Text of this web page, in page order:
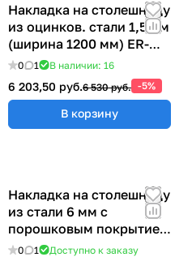
Накладка на столешницу
из оцинков. стали 1,5 мм
(ширина 1200 мм) ER-
00018999
0 1 В наличии: 16
6 203,50 руб.6 530 руб. -5%
В корзину
Накладка на столешницу
из стали 6 мм с
порошковым покрытием
(ширина 1200 мм)
0 1 Доступно к заказу